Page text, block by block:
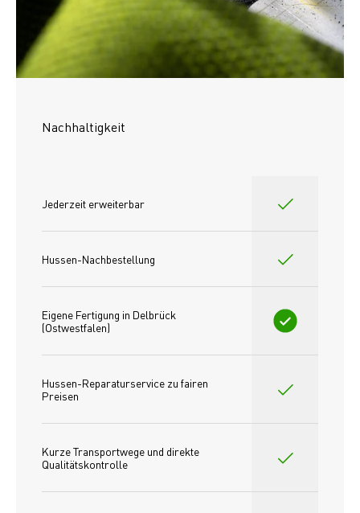
Nachhaltigkeit
Jederzeit erweiterbar
Hussen-Nachbestellung
Eigene Fertigung in Delbrück
(Ostwestfalen)
Hussen-Reparaturservice zu fairen
Preisen​
Kurze Transportwege und direkte
Qualitätskontrolle